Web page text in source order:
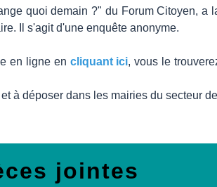
quoi demain ?" du Forum Citoyen,
Il s'agit d'une enquête anonyme.
en ligne en cliquant ici, vous le
à déposer dans les mairies du secteur
jointes